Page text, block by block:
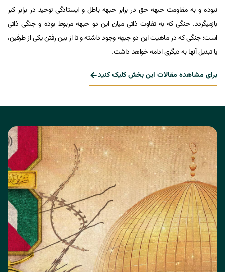
نبوده و به مقاومت جبهه حق در برابر جبهه باطل و ایستادگی توحید در برابر کبر
بازمیگردد. جنگی که به تفاوت ذاتی میان این دو جبهه مربوط بوده و جنگی ذاتی
است؛ جنگی که در ماهیت این دو جبهه وجود داشته و تا از بین رفتن یکی از طرفین،
یا تبدیل آنها به دیگری ادامه خواهد داشت.
برای مشاهده مقالات این بخش کلیک کنید